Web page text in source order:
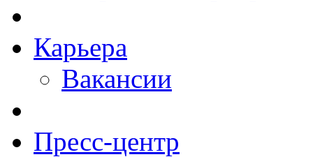
Карьера
Вакансии
Пресс-центр